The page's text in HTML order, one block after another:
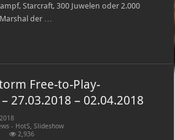
Starcraft, 300 Juwelen oder 2.000
der …
Free-to-Play-
27.03.2018 – 02.04.2018
- HotS,Slideshow
2,936